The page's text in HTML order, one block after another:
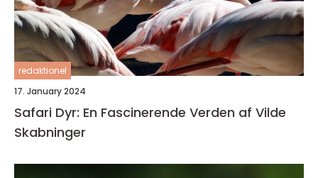
redaktionel
17. January 2024
Safari Dyr: En Fascinerende Verden af Vilde
Skabninger